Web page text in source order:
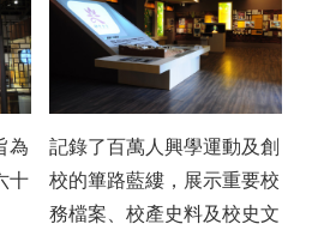
為
十
記錄了百萬人興學運動及創
校的篳路藍縷，展示重要校
務檔案、校產史料及校史文